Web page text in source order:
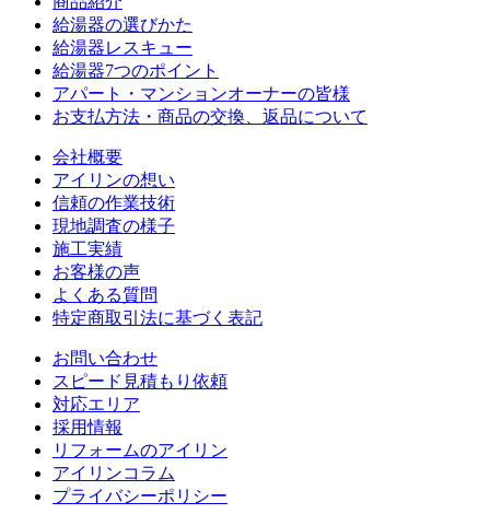
給湯器の選びかた
給湯器レスキュー
給湯器7つのポイント
アパート・マンションオーナーの皆様
お支払方法・商品の交換、返品について
会社概要
アイリンの想い
信頼の作業技術
現地調査の様子
施工実績
お客様の声
よくある質問
特定商取引法に基づく表記
お問い合わせ
スピード見積もり依頼
対応エリア
採用情報
リフォームのアイリン
アイリンコラム
プライバシーポリシー